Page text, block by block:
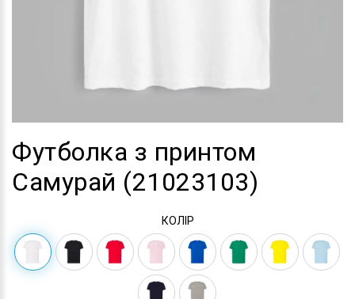
Футболка з принтом
Самурай (21023103)
КОЛІР